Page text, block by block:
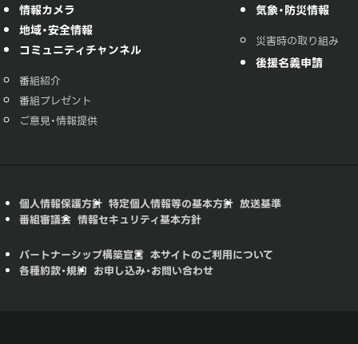
情報カメラ
地域・安全情報
コミュニティチャンネル
番組紹介
番組プレゼント
ご意見・情報提供
気象・防災情報
災害時の取り組み
後援名義申請
個人情報保護方針 特定個人情報等の基本方針 放送基準
番組審議会 情報セキュリティ基本方針
パートナーシップ構築宣言 本サイトのご利用について
各種約款・規約 お申し込み・お問い合わせ